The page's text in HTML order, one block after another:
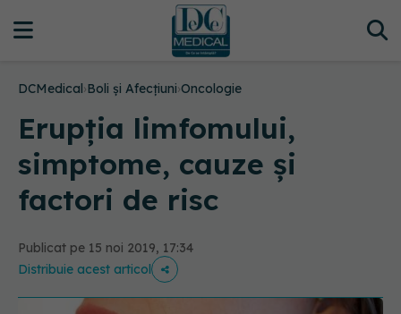
DCMedical›Boli și Afecțiuni›Oncologie
Erupția limfomului,
simptome, cauze și
factori de risc
Publicat pe 15 noi 2019, 17:34
Distribuie acest articol